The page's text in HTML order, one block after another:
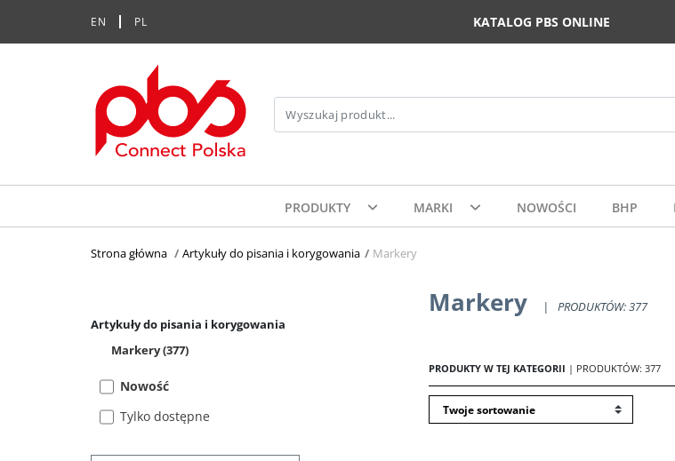
EN PL KATALOG PBS ONLINE
PRODUKTY MARKI NOWOŚCI BHP
Strona główna> Artykuły do pisania i korygowania> Markery
Artykuły do pisania i korygowania
Markery(377)
Nowość
Tylko dostępne
Markery | PRODUKTÓW: 377
PRODUKTY W TEJ KATEGORII | PRODUKTÓW: 377